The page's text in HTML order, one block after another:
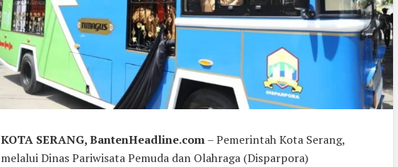
KOTA SERANG, BantenHeadline.com– Pemerintah Kota Serang,
melalui Dinas Pariwisata Pemuda dan Olahraga (Disparpora)